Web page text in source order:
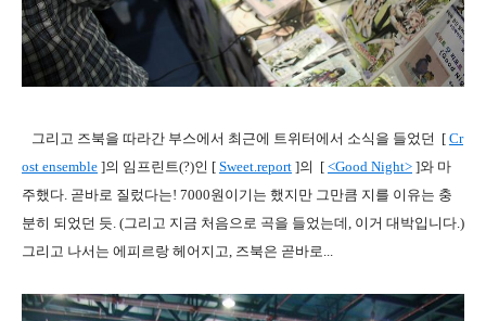
그리고 즈북을 따라간 부스에서 최근에 트위터에서 소식을 들었던 [ Cr
ost ensemble ]의 임프린트(?)인 [ Sweet.report ]의 [ <Good Night> ]와 마
주했다. 곧바로 질렀다는! 7000원이기는 했지만 그만큼 지를 이유는 충
분히 되었던 듯. (그리고 지금 처음으로 곡을 들었는데, 이거 대박입니다.)
그리고 나서는 에피르랑 헤어지고, 즈북은 곧바로...